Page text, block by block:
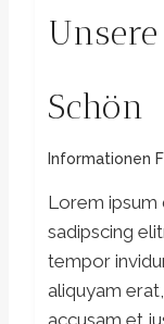
Schön
Informationen
Lorem
sadipscing
tempor
aliquyam
accusam et